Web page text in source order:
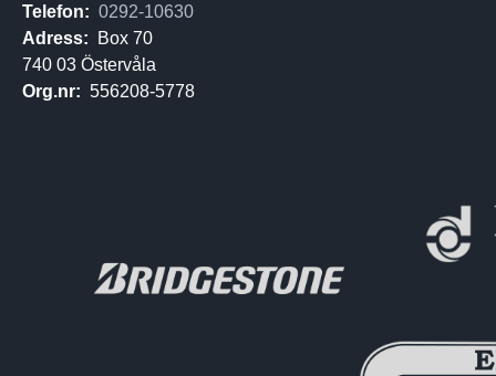
Telefon: 0292-10630
Adress:
Box 70
740 03 Östervåla
Org.nr: 556208-5778